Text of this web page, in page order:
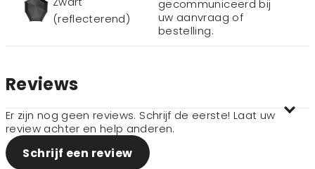
(reflecterend)
gecommuniceerd bij
uw aanvraag of
bestelling.
Reviews
Er zijn nog geen reviews. Schrijf de eerste! Laat uw
review achter en help anderen.
Schrijf een review